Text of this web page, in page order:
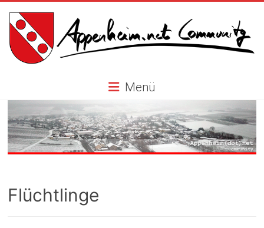
content
Appenheim.net
Community
Menü
Flüchtlinge